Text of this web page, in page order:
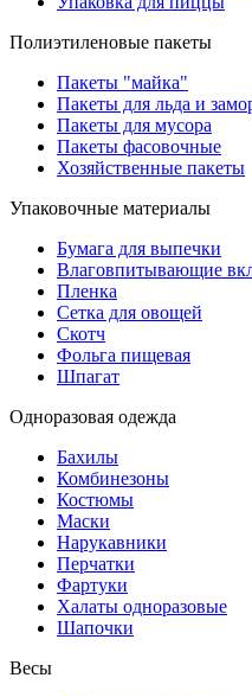
Полиэтиленовые пакеты
Пакеты "майка"
Пакеты для льда и
Пакеты для мусора
Пакеты фасовочные
Хозяйственные пакеты
Упаковочные материалы
Бумага для выпечки
Влаговпитывающие
Пленка
Сетка для овощей
Скотч
Фольга пищевая
Шпагат
Одноразовая одежда
Бахилы
Комбинезоны
Костюмы
Маски
Нарукавники
Перчатки
Фартуки
Халаты одноразовые
Шапочки
Весы